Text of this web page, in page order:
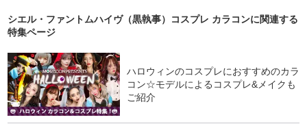
シエル・ファントムハイヴ（黒執事）コスプレ カラコンに関連する
特集ページ
ハロウィンのコスプレにおすすめのカラ
コン☆モデルによるコスプレ&メイクも
ご紹介